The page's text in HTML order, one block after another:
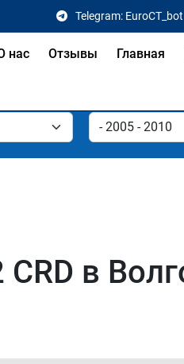
Telegram: EuroCT_bot
нас Отзывы Главная
в